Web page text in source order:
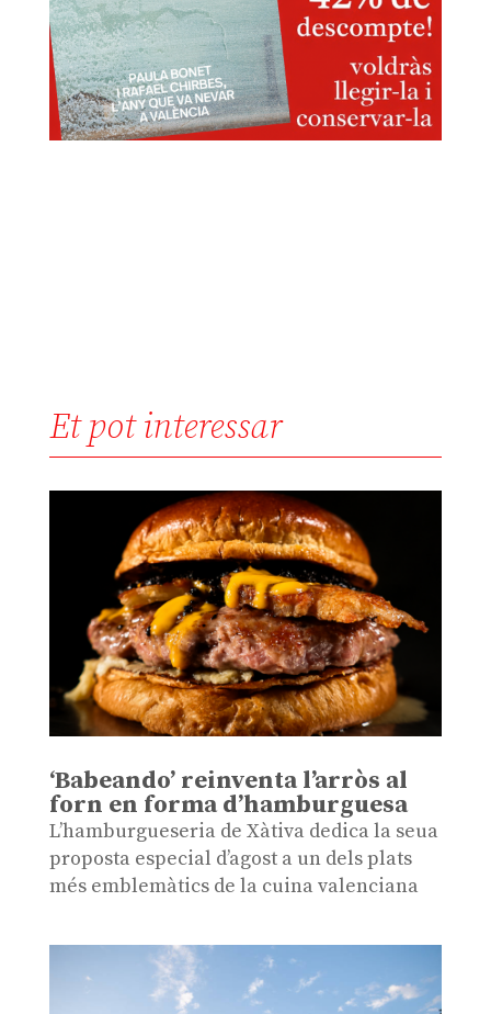
Et pot interessar
‘Babeando’ reinventa l’arròs al
forn en forma d’hamburguesa
L’hamburgueseria de Xàtiva dedica la seua
proposta especial d’agost a un dels plats
més emblemàtics de la cuina valenciana